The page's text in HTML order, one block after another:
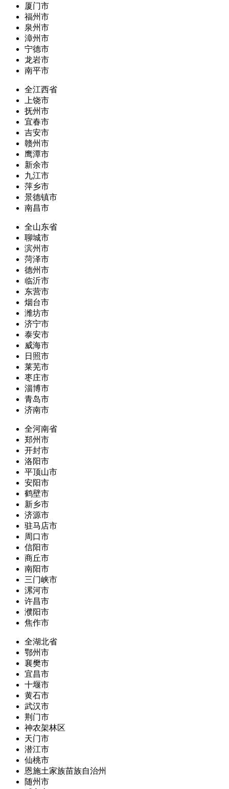
厦门市
福州市
泉州市
漳州市
宁德市
龙岩市
南平市
全江西省
上饶市
抚州市
宜春市
吉安市
赣州市
鹰潭市
新余市
九江市
萍乡市
景德镇市
南昌市
全山东省
聊城市
滨州市
菏泽市
德州市
临沂市
东营市
烟台市
潍坊市
济宁市
泰安市
威海市
日照市
莱芜市
枣庄市
淄博市
青岛市
济南市
全河南省
郑州市
开封市
洛阳市
平顶山市
安阳市
鹤壁市
新乡市
济源市
驻马店市
周口市
信阳市
商丘市
南阳市
三门峡市
漯河市
许昌市
濮阳市
焦作市
全湖北省
鄂州市
襄樊市
宜昌市
十堰市
黄石市
武汉市
荆门市
神农架林区
天门市
潜江市
仙桃市
恩施土家族苗族自治州
随州市